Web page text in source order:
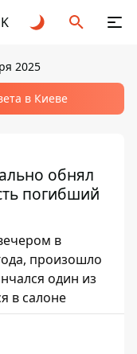
2025
в Киеве
обнял
погибший
в
произошло
один из
в салоне